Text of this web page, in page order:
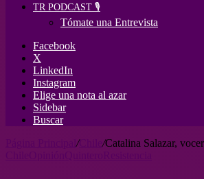
TR PODCAST 🎙️
Tómate una Entrevista
Facebook
X
LinkedIn
Instagram
Elige una nota al azar
Sidebar
Buscar
/Chile /Catalina Salazar,